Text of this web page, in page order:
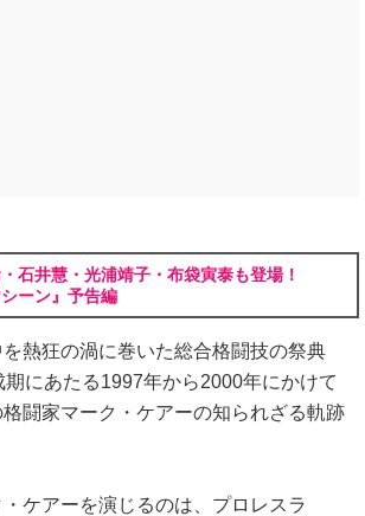
・石井慧・光浦靖子・布袋寅泰も登場！
ーン』予告編
熱狂の渦に巻いた総合格闘技の祭典
期にあたる1997年から2000年にかけて
闘家マーク・ケアーの知られざる軌跡
ケアーを演じるのは、プロレスラ